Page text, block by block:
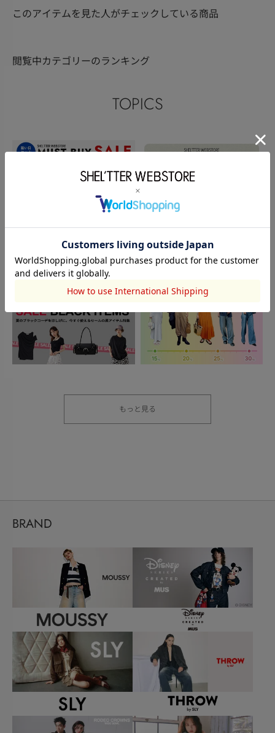
このアイテムを見た人がチェックしている商品
閲覧中カテゴリーのランキング
TOPICS
もっと見る
BRAND